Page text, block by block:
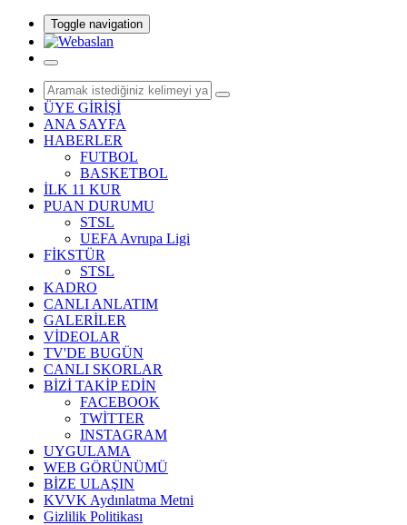
Toggle navigation
ÜYE GİRİŞİ
ANA SAYFA
HABERLER
FUTBOL
BASKETBOL
İLK 11 KUR
PUAN DURUMU
STSL
UEFA Avrupa Ligi
FİKSTÜR
STSL
KADRO
CANLI ANLATIM
GALERİLER
VİDEOLAR
TV'DE BUGÜN
CANLI SKORLAR
BİZİ TAKİP EDİN
FACEBOOK
TWİTTER
INSTAGRAM
UYGULAMA
WEB GÖRÜNÜMÜ
BİZE ULAŞIN
KVVK Aydınlatma Metni
Gizlilik Politikası